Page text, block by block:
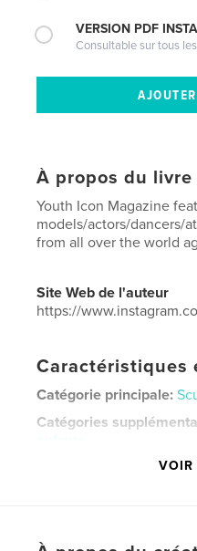
VERSION PDF
Consultable sur tous
À propos du livre
Youth Icon Magazine
models/actors/dancers/
from all over the world
Site Web de l'auteur
https://
Caractéristiques
Catégorie principale:
Catégories
Lettre
Langue
VOIR